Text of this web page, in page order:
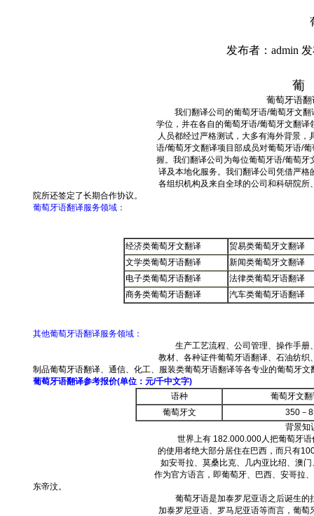
发布者：admin
葡
葡萄牙语
我们翻译公司的葡萄牙语/葡萄牙文翻
学位，并在各自的葡萄牙语/葡萄牙文翻译
人员都经过严格测试，大多有海外背景，
语/葡萄牙文翻译项目部成员对葡萄牙语/葡
握。我们翻译公司为每位葡萄牙语/葡萄牙
译及本地化服务。我们翻译公司凭借严
各组织机构及来自全球的公司和科研院
院所还签定了长期合作协议。
葡萄牙语翻译服务领域：
经济类葡萄牙文翻译
贸易类葡萄牙文翻译
文学类葡萄牙语翻译
新闻类葡萄牙文翻译
电子类葡萄牙语翻译
法律类葡萄牙语翻译
商务类葡萄牙语翻译
汽车类葡萄牙语翻译
其他葡萄牙语翻译服务领域：
生产工艺流程、公司管理、操作手册
教材、各种证件葡萄牙语翻译、石油纺
制品葡萄牙语翻译、通信、化工、服装类葡萄牙语翻译等各专业的葡萄牙文
葡萄牙语翻译参考报价(单位：元/千中文字)
语种
葡萄牙文
葡萄牙文
350 －
背景知
世界上有182.000.000人把葡萄牙
的使用者绝大部分居住在巴西，而只有
如安哥拉、莫桑比克、几内亚比绍、澳
作为官方语言，即葡萄牙、巴西、安哥拉
东帝汶。
葡萄牙语是加泰罗尼亚语之后诞生的
加泰罗尼亚语、罗马尼亚语等而言，葡